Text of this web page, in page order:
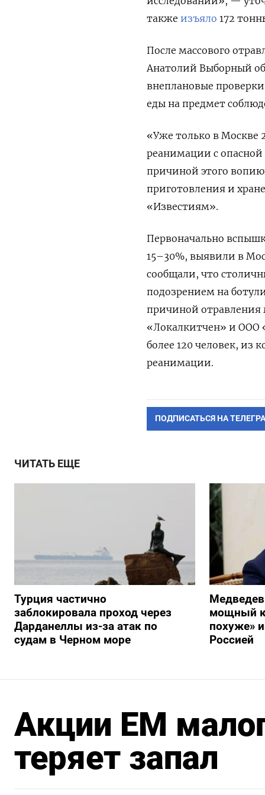
также изъяло 172
После массового
Анатолий Выборный
внеплановые
еды на предмет
«Уже только в Москве
реанимации с
причиной этого
приготовления и
«Известиям».
Первоначально
15–30%, выявили в
сообщали, что
подозрением на
причиной отравления
«Локалкитчен» и ООО
более 120 человек, из
реанимации.
ПОДПИСАТЬСЯ НА
ЧИТАТЬ ЕЩЕ
Турция частично
заблокировала проход через
Дарданеллы из-за атак по
судам в Черном море
мощный
похуже»
Россией
Акции ЕМ
теряет запал